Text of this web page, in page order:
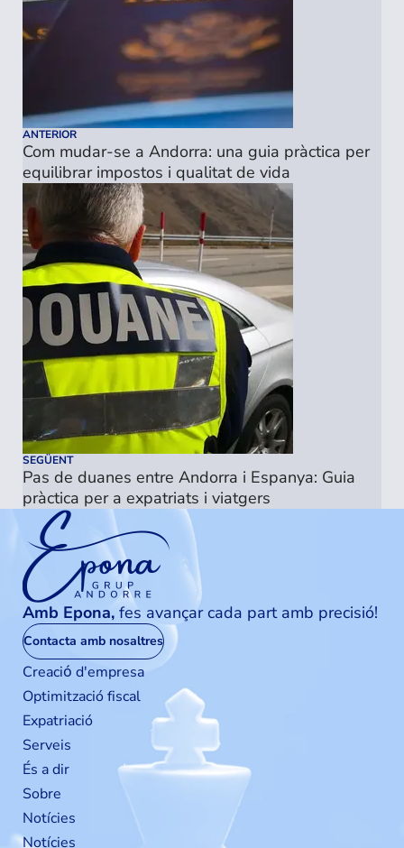
ANTERIOR
Com mudar-se a Andorra: una guia pràctica per
equilibrar impostos i qualitat de vida
SEGÜENT
Pas de duanes entre Andorra i Espanya: Guia
pràctica per a expatriats i viatgers
Amb Epona,fes avançar cada part amb precisió!
Contacta amb nosaltres
Creaciо́ d'empresa
Optimització fiscal
Expatriació
Serveis
És a dir
Sobre
Notícies
Notícies